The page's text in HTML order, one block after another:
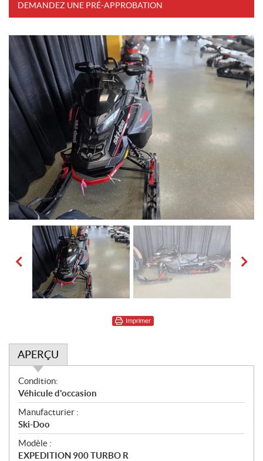
DEMANDEZ UNE PRÉ-APPROBATION
Imprimer
APERÇU
A
p
e
r
ç
u
Condition:
Véhicule d'occasion
Manufacturier :
Ski-Doo
Modèle :
EXPEDITION 900 TURBO R